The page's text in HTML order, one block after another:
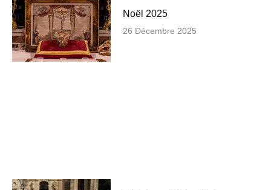
Noël 2025
26 Décembre 2025